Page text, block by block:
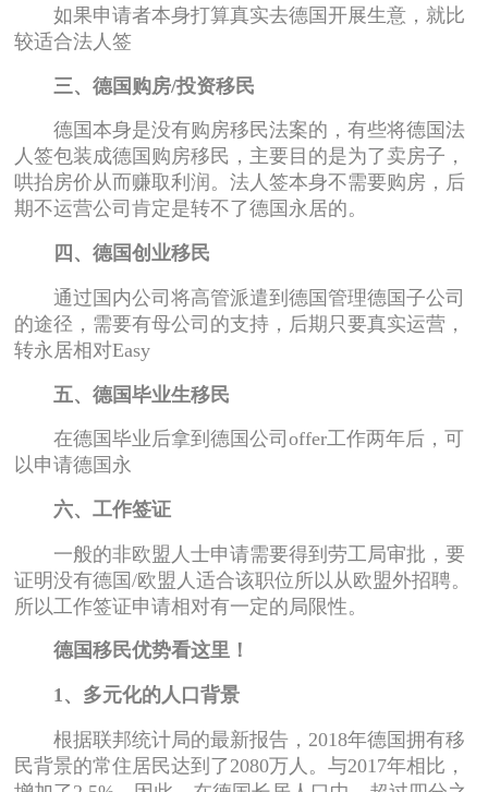
如果申请者本身打算真实去德国开展生意，就比
较适合法人签
三、德国购房/投资移民
德国本身是没有购房移民法案的，有些将德国法
人签包装成德国购房移民，主要目的是为了卖房子，
哄抬房价从而赚取利润。法人签本身不需要购房，后
期不运营公司肯定是转不了德国永居的。
四、德国创业移民
通过国内公司将高管派遣到德国管理德国子公司
的途径，需要有母公司的支持，后期只要真实运营，
转永居相对Easy
五、德国毕业生移民
在德国毕业后拿到德国公司offer工作两年后，可
以申请德国永
六、工作签证
一般的非欧盟人士申请需要得到劳工局审批，要
证明没有德国/欧盟人适合该职位所以从欧盟外招聘。
所以工作签证申请相对有一定的局限性。
德国移民优势看这里！
1、多元化的人口背景
根据联邦统计局的最新报告，2018年德国拥有移
民背景的常住居民达到了2080万人。与2017年相比，